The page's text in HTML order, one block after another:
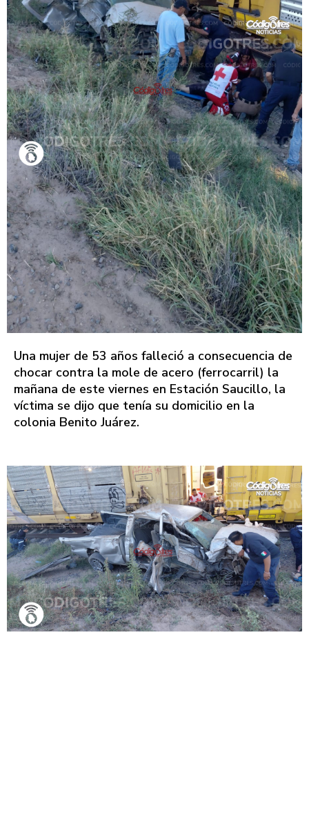
Una mujer de 53 años falleció a consecuencia de
chocar contra la mole de acero (ferrocarril) la
mañana de este viernes en Estación Saucillo, la
víctima se dijo que tenía su domicilio en la
colonia Benito Juárez.